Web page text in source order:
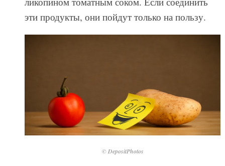
эти продукты, они пойдут только на пользу.
© DepositPhotos